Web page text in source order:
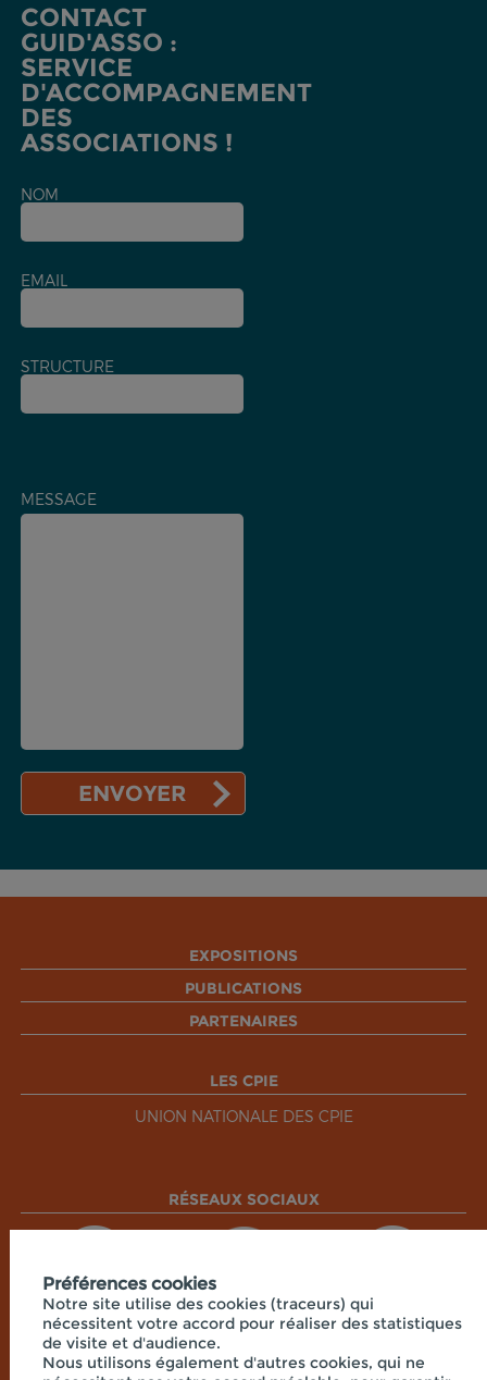
CONTACT
GUID'ASSO :
SERVICE
D'ACCOMPAGNEMENT
DES
ASSOCIATIONS !
NOM
EMAIL
STRUCTURE
MESSAGE
EXPOSITIONS
PUBLICATIONS
PARTENAIRES
LES CPIE
UNION NATIONALE DES CPIE
RÉSEAUX SOCIAUX
Préférences cookies
Notre site utilise des cookies (traceurs) qui
nécessitent votre accord pour réaliser des statistiques
de visite et d'audience.
Nous utilisons également d'autres cookies, qui ne